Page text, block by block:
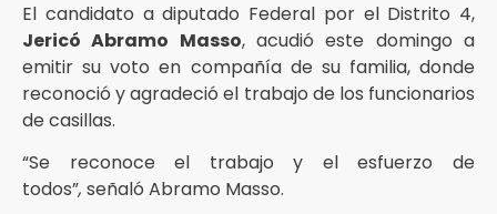
El candidato a diputado Federal por el Distrito 4,
Jericó Abramo Masso, acudió este domingo a
emitir su voto en compañía de su familia, donde
reconoció y agradeció el trabajo de los funcionarios
de casillas.
“Se reconoce el trabajo y el esfuerzo de
todos”, señaló Abramo Masso.